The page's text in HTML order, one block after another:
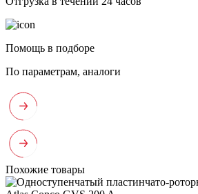
Помощь в подборе
По параметрам, аналоги
Похожие товары